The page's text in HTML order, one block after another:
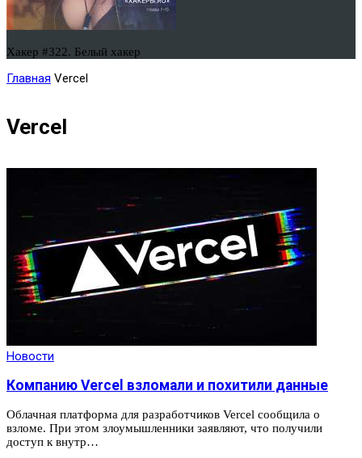
Хакер #322. Белый хакер
Главная Vercel
Vercel
Новости
Компанию Vercel взломали и похитили данные
Облачная платформа для разработчиков Vercel сообщила о
взломе. При этом злоумышленники заявляют, что получили
доступ к внутр…